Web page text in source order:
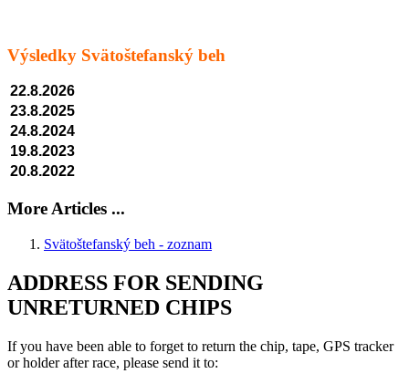
Výsledky Svätoštefanský beh
22.8.2026
23.8.2025
24.8.2024
19.8.2023
20.8.2022
More Articles ...
Svätoštefanský beh - zoznam
ADDRESS FOR SENDING
UNRETURNED CHIPS
If you have been able to forget to return the chip, tape, GPS tracker
or holder after race, please send it to: